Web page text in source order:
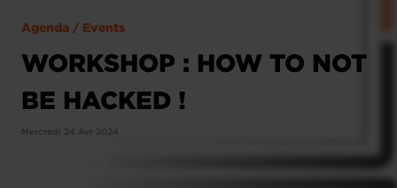
Agenda / Events
WORKSHOP : HOW TO NOT
BE HACKED !
Mercredi 24 Avr 2024